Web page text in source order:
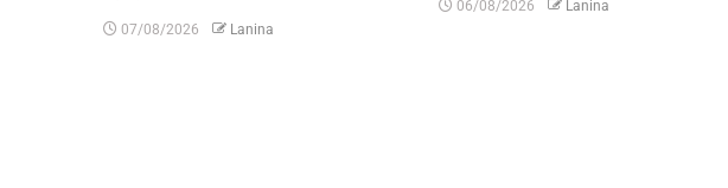
07/08/2026 Lanina
06/08/2026 Lanina